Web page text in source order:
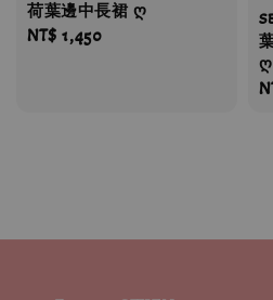
荷葉邊中長裙 ღ
Regular
NT$ 1,450
ღ